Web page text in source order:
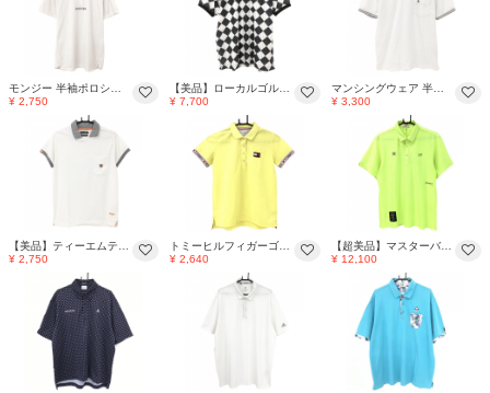
モンジー 半袖ポロシャツ ライトベージュ系 ハーフジップ ナイロン混 ロゴ黒 メンズ L ゴルフウェア monzee
¥ 2,750
【美品】ローカルゴルフ 半袖ポロシャツ 白×黒×グレー ブロックチェック ストライプ メンズ M/L ゴルフウェア Local Golf
¥ 7,700
マンシングウェア 半袖ポロシャツ 白 襟ボーダー風 胸ポケット メンズ M ゴルフウェア Munsingwear
¥ 3,300
【美品】ティーエムティークラシック 襟付き半袖シャツ 白×グレー 胸ポケット メンズ M ゴルフウェア TMT CLASSIC
¥ 2,750
トミーヒルフィガーゴルフ 半袖ポロシャツ イエロー 袖口ロゴ レディース S ゴルフウェア Tommy Hilfiger Golf
¥ 2,640
【超美品】マスターバニー 半袖ポロシャツ 蛍光グリーン 背面プリント メンズ 4(M) ゴルフウェア 2024年モデル MASTER BUNNY EDITION
¥ 12,100